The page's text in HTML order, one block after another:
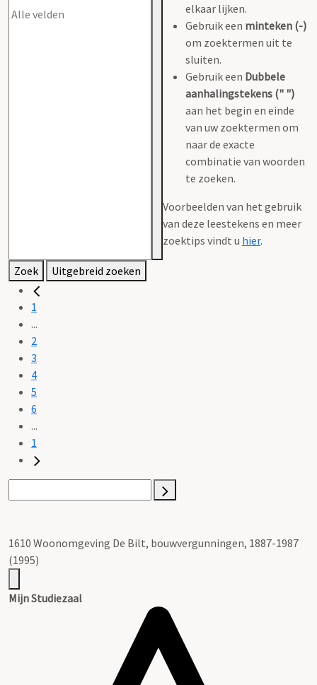
elkaar lijken.
Gebruik een minteken (-)
om zoektermen uit te
sluiten.
Gebruik een Dubbele
aanhalingstekens (" ")
aan het begin en einde
van uw zoektermen om
naar de exacte
combinatie van woorden
te zoeken.
Voorbeelden van het gebruik
van deze leestekens en meer
zoektips vindt u hier.
Zoek Uitgebreid zoeken
1
...
2
3
4
5
6
...
1
1610 Woonomgeving De Bilt, bouwvergunningen, 1887-1987
(1995)
Mijn Studiezaal